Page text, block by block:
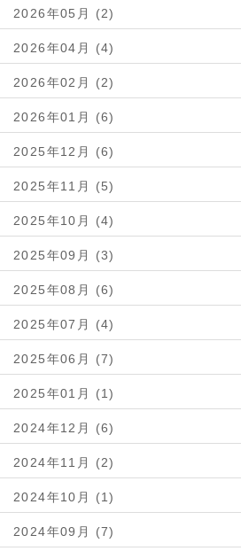
2026年05月 (2)
2026年04月 (4)
2026年02月 (2)
2026年01月 (6)
2025年12月 (6)
2025年11月 (5)
2025年10月 (4)
2025年09月 (3)
2025年08月 (6)
2025年07月 (4)
2025年06月 (7)
2025年01月 (1)
2024年12月 (6)
2024年11月 (2)
2024年10月 (1)
2024年09月 (7)